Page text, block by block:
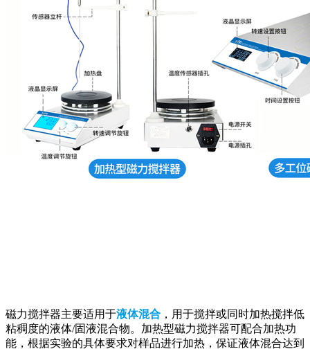
磁力搅拌器主要适用于液体混合 ，用于搅拌或同时加热搅拌低
粘稠度的液体/固液混合物。加热型磁力搅拌器可配合加热功
能，根据实验的具体要求对样品进行加热，保证液体混合达到